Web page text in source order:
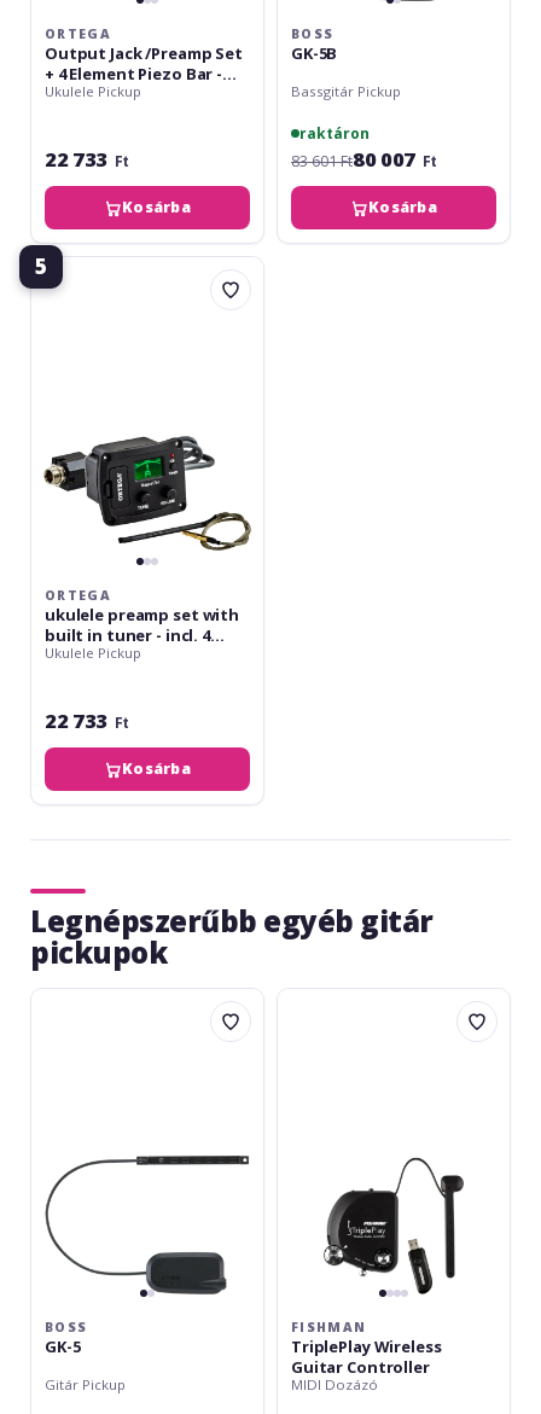
ORTEGA
Output Jack /Preamp Set
+ 4 Element Piezo Bar -
Ukulele
Ukulele Pickup
22 733 Ft
Kosárba
BOSS
GK-5B
Bassgitár Pickup
raktáron
83 601 Ft80 007 Ft
Kosárba
5
Ortega
ukulele
incl.
ORTEGA
ukulele preamp set with
built in tuner - incl. 4
Element piezo bar
Ukulele Pickup
22 733 Ft
Kosárba
Legnépszerűbb egyéb gitár
pickupok
Boss
BOSS
GK-5
Gitár Pickup
Fishman
FISHMAN
TriplePlay Wireless
Guitar Controller
MIDI Dozázó